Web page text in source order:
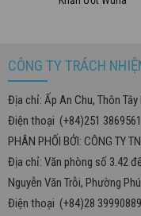
CÔNG TY TRÁCH
Địa chỉ: Ấp An Chu, Thôn
Điện thoại (+84)251 3869561
PHÂN PHỐI BỞI: CÔNG TY
Địa chỉ: Văn phòng số 3.42
Nguyễn Văn Trỗi, Phường
Điện thoại (+84)28